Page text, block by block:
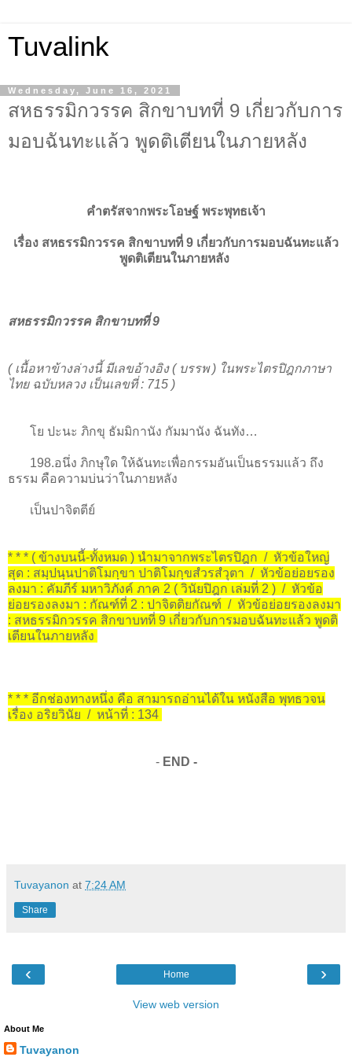
Tuvalink
Wednesday, June 16, 2021
สหธรรมิกวรรค สิกขาบทที่ 9 เกี่ยวกับการ
มอบฉันทะแล้ว พูดติเตียนในภายหลัง
คำตรัสจากพระโอษฐ์ พระพุทธเจ้า
เรื่อง สหธรรมิกวรรค สิกขาบทที่ 9 เกี่ยวกับการมอบฉันทะแล้ว
พูดติเตียนในภายหลัง
สหธรรมิกวรรค สิกขาบทที่ 9
( เนื้อหาข้างล่างนี้ มีเลขอ้างอิง ( บรรพ ) ในพระไตรปิฎกภาษา
ไทย ฉบับหลวง เป็นเลขที่ : 715 )
โย ปะนะ ภิกขุ ธัมมิกานัง กัมมานัง ฉันทัง…
198.อนึ่ง ภิกษุใด ให้ฉันทะเพื่อกรรมอันเป็นธรรมแล้ว ถึง
ธรรม คือความบ่นว่าในภายหลัง
เป็นปาจิตตีย์
* * * ( ข้างบนนี้-ทั้งหมด ) นำมาจากพระไตรปิฎก / หัวข้อใหญ่
สุด : สมฺปนฺนปาติโมกฺขา ปาติโมกฺขสํวรสํวุตา / หัวข้อย่อยรอง
ลงมา : คัมภีร์ มหาวิภังค์ ภาค 2 ( วินัยปิฎก เล่มที่ 2 ) / หัวข้อ
ย่อยรองลงมา : กัณฑ์ที่ 2 : ปาจิตติยกัณฑ์ / หัวข้อย่อยรองลงมา
: สหธรรมิกวรรค สิกขาบทที่ 9 เกี่ยวกับการมอบฉันทะแล้ว พูดติ
เตียนในภายหลัง
* * * อีกช่องทางหนึ่ง คือ สามารถอ่านได้ใน หนังสือ พุทธวจน
เรื่อง อริยวินัย / หน้าที่ : 134
-END -
Tuvayanon at 7:24 AM
Share
‹ ›
Home
View web version
About Me
Tuvayanon